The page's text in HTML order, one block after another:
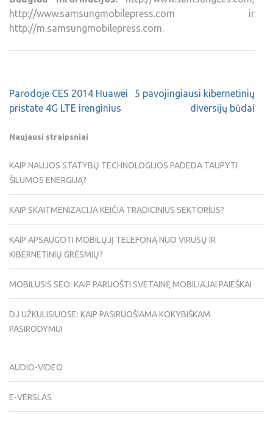
http://www.samsungmobilepress.com ir
http://m.samsungmobilepress.com.
Parodoje CES 2014 Huawei
pristate 4G LTE irenginius
5 pavojingiausi kibernetinių
diversijų būdai
Naujausi straipsniai
KAIP NAUJOS STATYBŲ TECHNOLOGIJOS PADEDA TAUPYTI
ŠILUMOS ENERGIJĄ?
KAIP SKAITMENIZACIJA KEIČIA TRADICINIUS SEKTORIUS?
KAIP APSAUGOTI MOBILŲJĮ TELEFONĄ NUO VIRUSŲ IR
KIBERNETINIŲ GRĖSMIŲ?
MOBILUSIS SEO: KAIP PARUOŠTI SVETAINĘ MOBILIAJAI PAIEŠKAI
DJ UŽKULISIUOSE: KAIP PASIRUOŠIAMA KOKYBIŠKAM
PASIRODYMUI
AUDIO-VIDEO
E-VERSLAS